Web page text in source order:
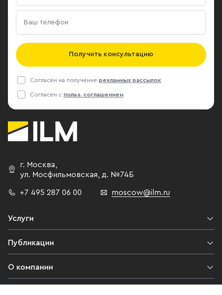
Получить консультацию
Согласен на получение рекламных рассылок
Согласен с польз. соглашением
г. Москва
ул. Мосфильмовская,
д. №74Б
+7 495 287 06 00 moscow@ilm.ru
Услуги
Публикации
О компании